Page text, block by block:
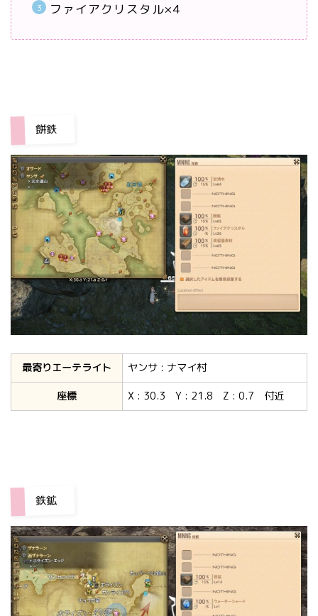
ファイアクリスタル×4
餅鉄
最寄りエーテライト
ヤンサ : ナマイ村
座標
X : 30.3 Y : 21.8 Z : 0.7 付近
鉄鉱